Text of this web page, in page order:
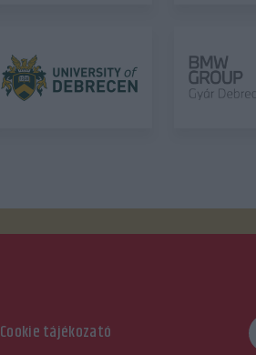
Cookie tájékozató